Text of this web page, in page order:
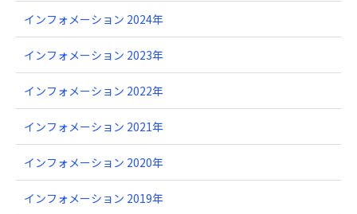
インフォメーション 2024年
インフォメーション 2023年
インフォメーション 2022年
インフォメーション 2021年
インフォメーション 2020年
インフォメーション 2019年